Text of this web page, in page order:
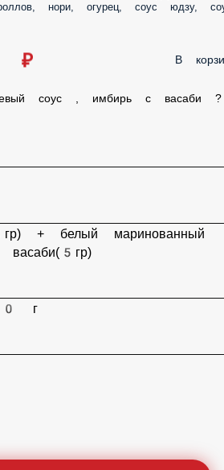
нори, огурец, соус юдзу,
₽ В
соус , имбирь с васаби ?
+ белый маринованный
г